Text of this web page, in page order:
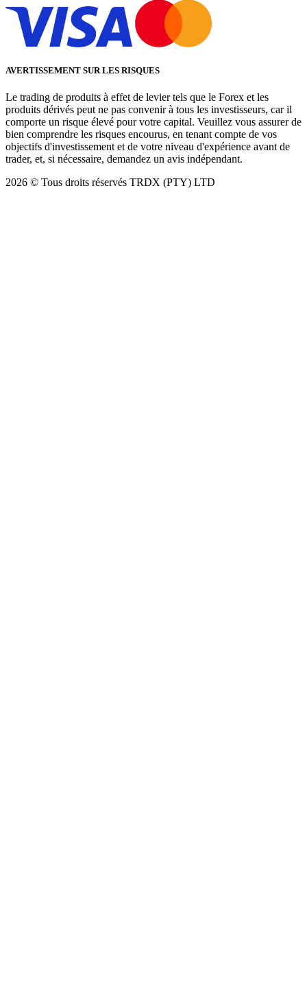
AVERTISSEMENT SUR LES RISQUES
Le trading de produits à effet de levier tels que le Forex et les
produits dérivés peut ne pas convenir à tous les investisseurs, car il
comporte un risque élevé pour votre capital. Veuillez vous assurer de
bien comprendre les risques encourus, en tenant compte de vos
objectifs d'investissement et de votre niveau d'expérience avant de
trader, et, si nécessaire, demandez un avis indépendant.
2026 © Tous droits réservés TRDX (PTY) LTD